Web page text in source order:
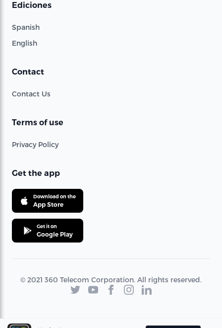
Ediciones
Spanish
English
Contact
Contact Us
Terms of use
Privacy Policy
Get the app
Download on the
App Store
Get it on
Google Play
© 2021 360 Telecom Corporation. All rights reserved.